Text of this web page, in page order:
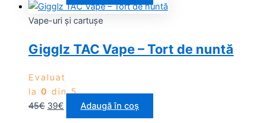
Vape-uri și cartușe
Gigglz TAC Vape – Tort de nuntă
Evaluat
la 0 din 5
45€ 39€ Adaugă în coș